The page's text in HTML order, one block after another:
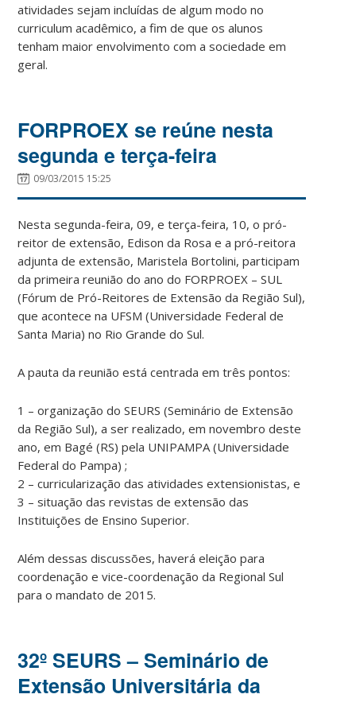
atividades sejam incluídas de algum modo no
curriculum acadêmico, a fim de que os alunos
tenham maior envolvimento com a sociedade em
geral.
FORPROEX se reúne nesta
segunda e terça-feira
09/03/2015 15:25
Nesta segunda-feira, 09, e terça-feira, 10, o pró-
reitor de extensão, Edison da Rosa e a pró-reitora
adjunta de extensão, Maristela Bortolini, participam
da primeira reunião do ano do FORPROEX – SUL
(Fórum de Pró-Reitores de Extensão da Região Sul),
que acontece na UFSM (Universidade Federal de
Santa Maria) no Rio Grande do Sul.
A pauta da reunião está centrada em três pontos:
1 – organização do SEURS (Seminário de Extensão
da Região Sul), a ser realizado, em novembro deste
ano, em Bagé (RS) pela UNIPAMPA (Universidade
Federal do Pampa) ;
2 – curricularização das atividades extensionistas, e
3 – situação das revistas de extensão das
Instituições de Ensino Superior.
Além dessas discussões, haverá eleição para
coordenação e vice-coordenação da Regional Sul
para o mandato de 2015.
32º SEURS – Seminário de
Extensão Universitária da